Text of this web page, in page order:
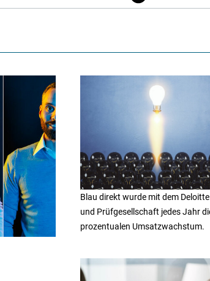
Blau direkt wurde mit dem
und Prüfgesellschaft jedes Jahr
prozentualen Umsatzwachstum.